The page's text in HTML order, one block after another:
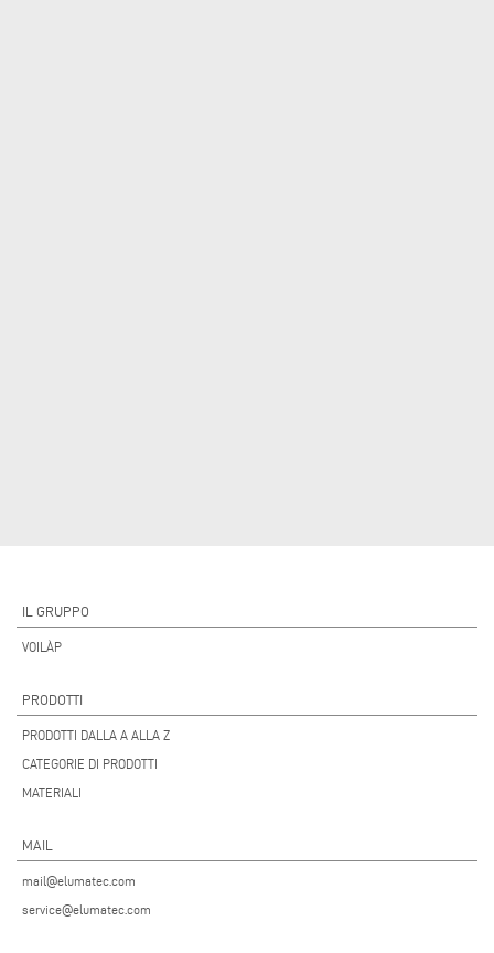
IL GRUPPO
VOILÀP
PRODOTTI
PRODOTTI DALLA A ALLA Z
CATEGORIE DI PRODOTTI
MATERIALI
MAIL
mail@elumatec.com
service@elumatec.com